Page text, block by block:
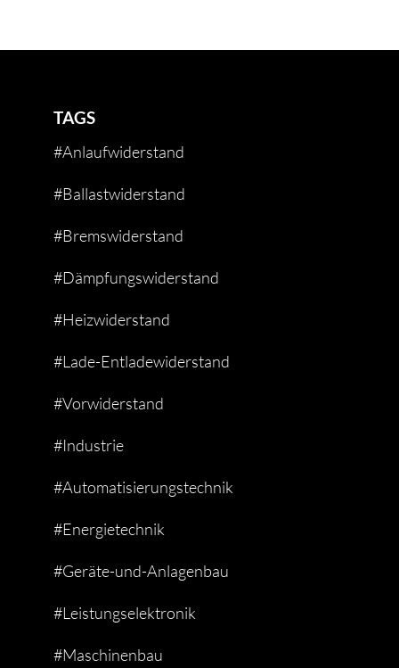
TAGS
#Anlaufwiderstand
#Ballastwiderstand
#Bremswiderstand
#Dämpfungswiderstand
#Heizwiderstand
#Lade-Entladewiderstand
#Vorwiderstand
#Industrie
#Automatisierungstechnik
#Energietechnik
#Geräte-und-Anlagenbau
#Leistungselektronik
#Maschinenbau